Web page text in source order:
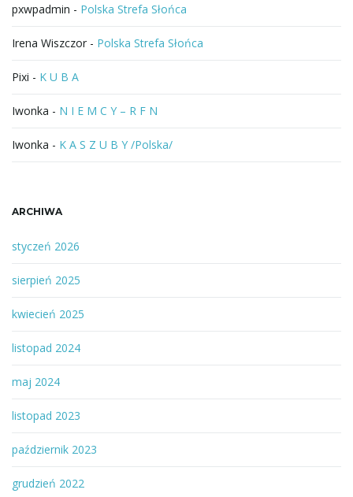
pxwpadmin - Polska Strefa Słońca
Irena Wiszczor - Polska Strefa Słońca
Pixi - K U B A
Iwonka - N I E M C Y – R F N
Iwonka - K A S Z U B Y /Polska/
ARCHIWA
styczeń 2026
sierpień 2025
kwiecień 2025
listopad 2024
maj 2024
listopad 2023
październik 2023
grudzień 2022